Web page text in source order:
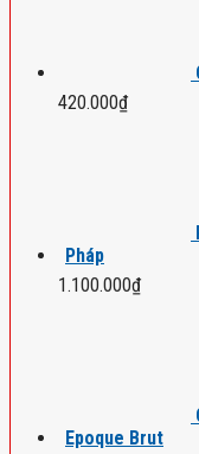
420.000₫
Pháp
1.100.000₫
Epoque Brut